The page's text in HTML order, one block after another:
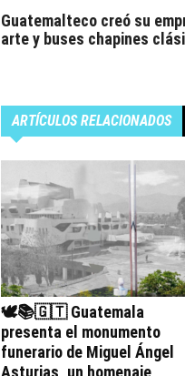
Guatemalteco creó su
arte y buses chapines
ARTÍCULOS RELACIONADOS
🕊️📚🇬🇹 Guatemala
presenta el monumento
funerario de Miguel Ángel
Asturias, un homenaje